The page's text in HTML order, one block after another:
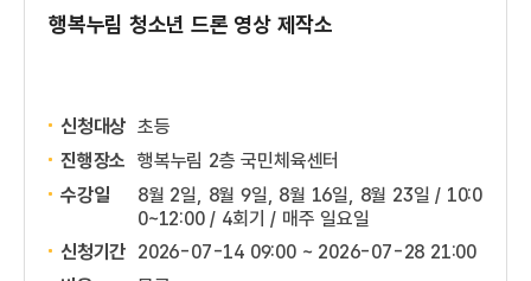
행복누림 청소년 드론 영상 제작소
신청대상 초등
진행장소 행복누림 2층 국민체육센터
수강일
8월 2일, 8월 9일, 8월 16일, 8월 23일 / 10:0
0~12:00 / 4회기 / 매주 일요일
신청기간 2026-07-14 09:00 ~ 2026-07-28 21:00